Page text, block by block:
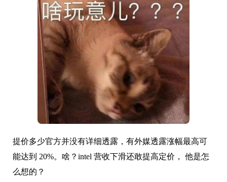
提价多少官方并没有详细透露，有外媒透露涨幅最高可
能达到 20%。啥？intel 营收下滑还敢提高定价， 他是怎
么想的？